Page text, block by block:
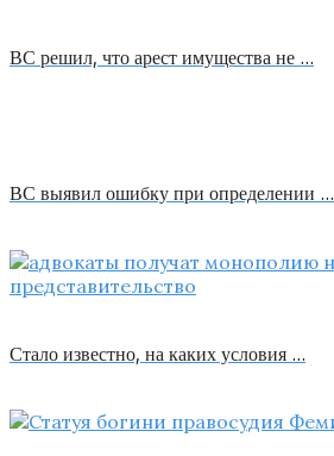
ВС решил, что арест имущества не …
ВС выявил ошибку при определении …
Стало известно, на каких условия …